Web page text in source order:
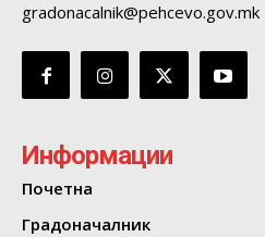
gradonacalnik@pehcevo.gov.mk
Информации
Почетна
Градоначалник